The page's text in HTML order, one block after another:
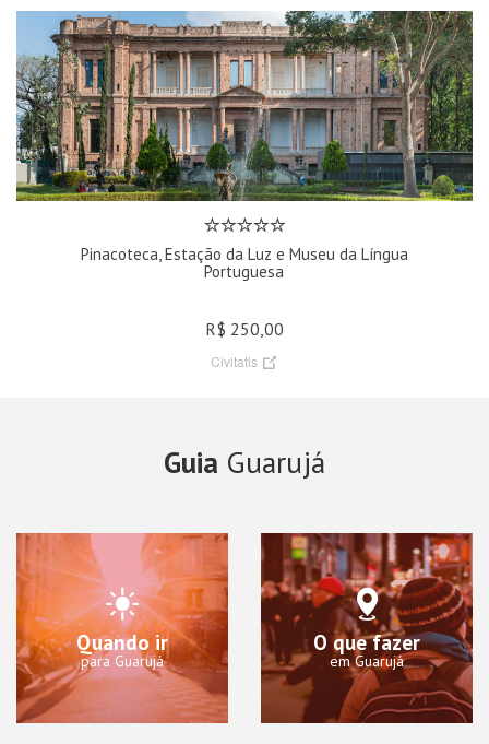
Pinacoteca, Estação da Luz e Museu da Língua
Portuguesa
R$ 250,00
Civitatis
Guia Guarujá
Quando ir
para Guarujá
O que fazer
em Guarujá